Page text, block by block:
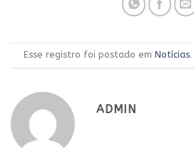
Esse registro foi postado em Notícias.
ADMIN